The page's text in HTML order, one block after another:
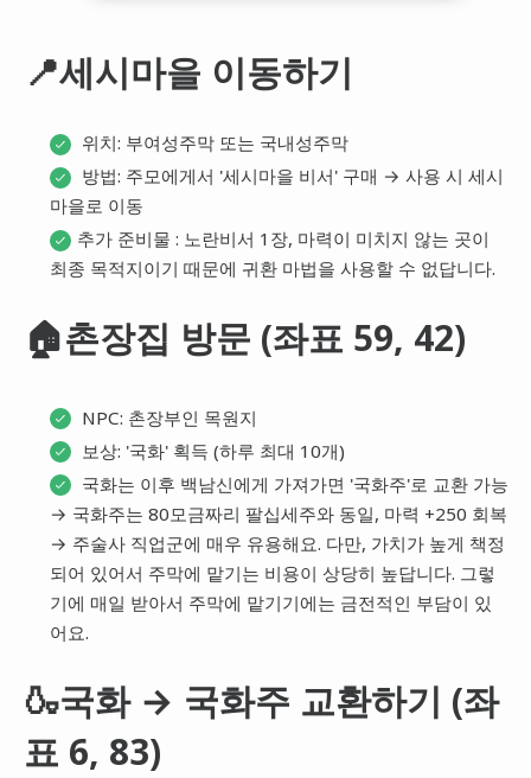
📍세시마을 이동하기
위치: 부여성주막 또는 국내성주막
방법: 주모에게서 '세시마을 비서' 구매 → 사용 시 세시
마을로 이동
추가 준비물 : 노란비서 1장, 마력이 미치지 않는 곳이
최종 목적지이기 때문에 귀환 마법을 사용할 수 없답니다.
🏠촌장집 방문 (좌표 59, 42)
NPC: 촌장부인 목원지
보상: '국화' 획득 (하루 최대 10개)
국화는 이후 백남신에게 가져가면 '국화주'로 교환 가능
→ 국화주는 80모금짜리 팔십세주와 동일, 마력 +250 회복
→ 주술사 직업군에 매우 유용해요. 다만, 가치가 높게 책정
되어 있어서 주막에 맡기는 비용이 상당히 높답니다. 그렇
기에 매일 받아서 주막에 맡기기에는 금전적인 부담이 있
어요.
🍶국화 → 국화주 교환하기 (좌
표 6, 83)